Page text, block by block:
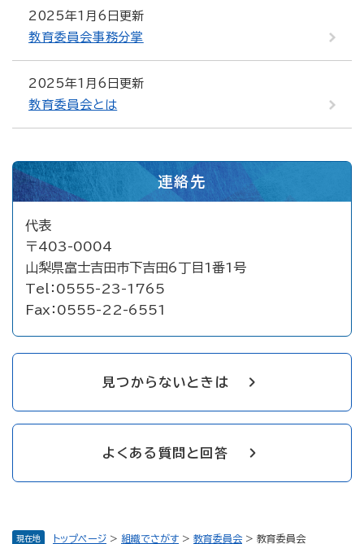
現在地 トップページ > 組織でさがす > 教育委員会 > 教育委員会
2025年1月6日更新
教育委員会事務分掌
2025年1月6日更新
教育委員会とは
連絡先
代表
〒403-0004
山梨県富士吉田市下吉田6丁目1番1号
Tel：0555-23-1765
Fax：0555-22-6551
見つからないときは
よくある質問と回答